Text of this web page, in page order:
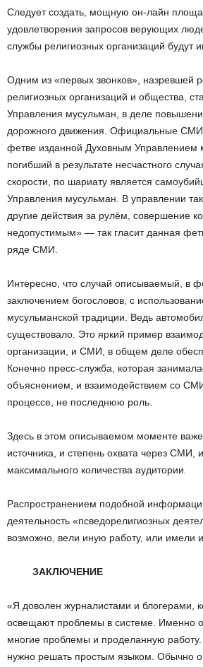
Следует создать, мощную он-лайн
удовлетворения запросов верующих
службы религиозных организаций будут
Одним из «первых звонков», назревшей
религиозных организаций и общества,
Управления мусульман, в деле
дорожного движения. Официальные
фетве изданной Духовным Управлением
погибший в результате несчастного
скорости, по шариату является
Управления мусульман. В управлении
другие действия за рулём, совершение
недопустимым» — так гласит данная
ряде СМИ.
Интересно, что случай описываемый, в
заключением богословов, с
мусульманской традиции. Ведь
существовало. Это яркий пример
организации, и СМИ, в общем деле
Конечно пресс-служба, которая
объяснением, и взаимодействием со
процессе, не последнюю роль.
Здесь в этом описываемом моменте
источника, и степень охвата через СМИ,
максимального количества аудитории.
Распространением подобной
деятельность «псведорелигиозных
возможно, вели иную работу, или имели
ЗАКЛЮЧЕНИЕ
«Я доволен журналистами и блогерами,
освещают проблемы в системе. Именно
многие проблемы и проделанную
нужно решать простым языком. Обычно